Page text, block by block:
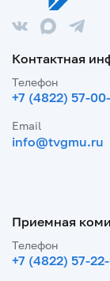
Контактная
Телефон
+7 (4822) 57-
Email
info@tvgmu.ru
Приемная
Телефон
+7 (4822) 57-